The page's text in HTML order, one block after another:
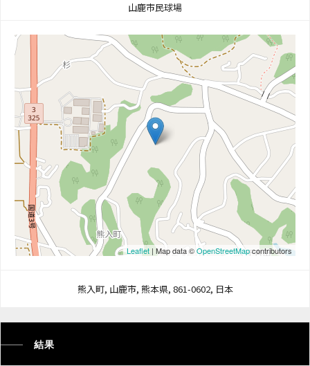
山鹿市民球場
Leaflet | Map data ©OpenStreetMapcontributors
熊入町, 山鹿市, 熊本県, 861-0602, 日本
結果